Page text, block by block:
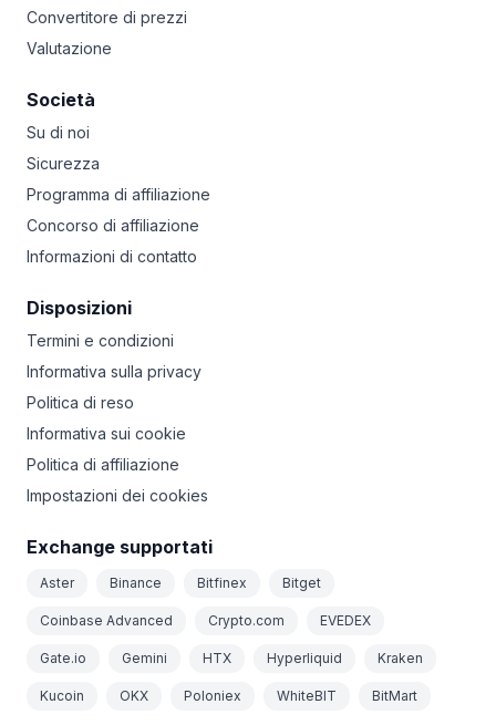
Convertitore di prezzi
Valutazione
Società
Su di noi
Sicurezza
Programma di affiliazione
Concorso di affiliazione
Informazioni di contatto
Disposizioni
Termini e condizioni
Informativa sulla privacy
Politica di reso
Informativa sui cookie
Politica di affiliazione
Impostazioni dei cookies
Exchange supportati
Aster Binance Bitfinex Bitget
Coinbase Advanced Crypto.com EVEDEX
Gate.io Gemini HTX Hyperliquid Kraken
Kucoin OKX Poloniex WhiteBIT BitMart